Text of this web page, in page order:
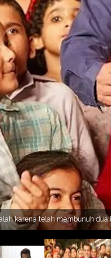
karena telah membunuh
di desa Kankani. (Foto: